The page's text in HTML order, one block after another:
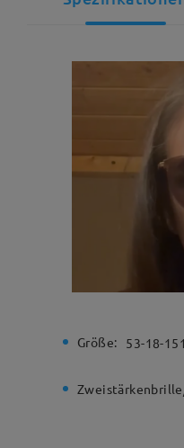
Größe: 53-18-151